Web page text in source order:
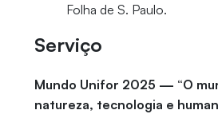
Folha de S. Paulo.
Serviço
Mundo Unifor 2025 — “O
natureza, tecnologia e